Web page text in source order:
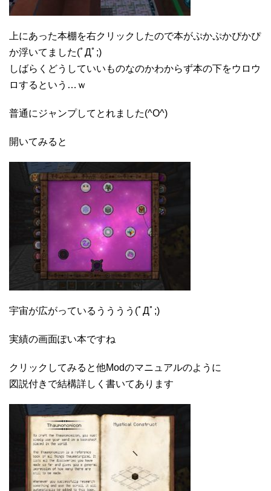
上にあった本棚を右クリックしたので本がぷかぷかぴかぴ
か浮いてました(ﾟДﾟ;)
しばらくどうしていいものなのかわからず本の下をウロウ
ロするという…ｗ
普通にジャンプしてとれました(^O^)
開いてみると
宇宙が広がっているうううう(ﾟДﾟ;)
実績の画面ぽい本ですね
クリックしてみると他Modのマニュアルのように
図説付きで結構詳しく書いてあります